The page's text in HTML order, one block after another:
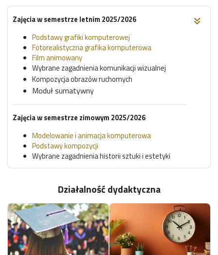
Zajęcia w semestrze letnim 2025/2026
Podstawy grafiki komputerowej
Fotorealistyczna grafika komputerowa
Film animowany
Wybrane zagadnienia komunikacji wizualnej
Kompozycja obrazów ruchomych
Moduł sumatywny
Zajęcia w semestrze zimowym 2025/2026
Modelowanie i animacja komputerowa
Podstawy kompozycji
Wybrane zagadnienia historii sztuki i estetyki
Computer Graphics
Projekt kompetencyjny
Działalność dydaktyczna